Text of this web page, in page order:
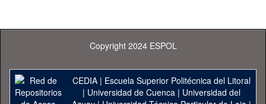
Copyright 2024 ESPOL
CEDIA| Escuela Superior Politécnica del Litoral
| Universidad de Cuenca| Universidad del